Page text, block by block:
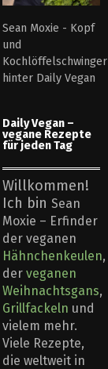
Sean Moxie - Kopf
und
Kochlöffelschwinger
hinter Daily Vegan
Daily Vegan –
vegane Rezepte
für jeden Tag
Willkommen!
Ich bin Sean
Moxie – Erfinder
der veganen
Hähnchenkeulen,
der veganen
Weihnachtsgans,
Grillfackeln und
vielem mehr.
Viele Rezepte,
die weltweit in